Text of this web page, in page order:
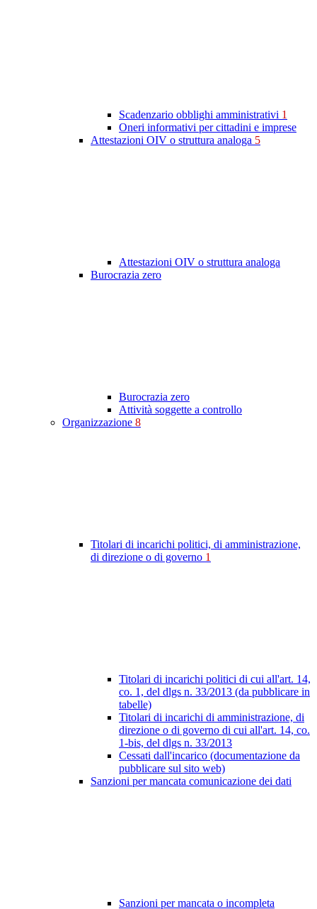
Scadenzario obblighi amministrativi 1
Oneri informativi per cittadini e imprese
Attestazioni OIV o struttura analoga 5
Attestazioni OIV o struttura analoga
Burocrazia zero
Burocrazia zero
Attività soggette a controllo
Organizzazione 8
Titolari di incarichi politici, di amministrazione,
di direzione o di governo 1
Titolari di incarichi politici di cui all'art. 14,
co. 1, del dlgs n. 33/2013 (da pubblicare in
tabelle)
Titolari di incarichi di amministrazione, di
direzione o di governo di cui all'art. 14, co.
1-bis, del dlgs n. 33/2013
Cessati dall'incarico (documentazione da
pubblicare sul sito web)
Sanzioni per mancata comunicazione dei dati
Sanzioni per mancata o incompleta